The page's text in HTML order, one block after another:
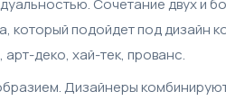
Сочетание двух и
который подойдет под дизайн
арт-деко, хай-тек, прованс.
Дизайнеры